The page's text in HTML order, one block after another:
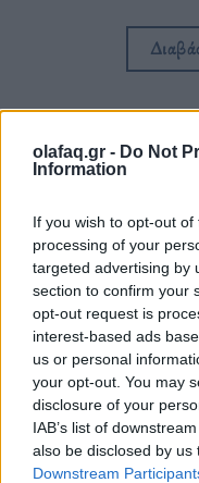
olafaq.gr - Do Not
Information
If you wish to opt-out
processing of your
targeted advertising by
section to confirm your
opt-out request is
interest-based ads
us or personal
your opt-out. You may
disclosure of your
IAB’s list of
also be disclosed by
Downstream
Δημοσιεύθηκε σεΑθλητικά
Γιουβέντους,Ποδόσφαιρο ,
Τζιανλούκα Βιάλι,Τσέλσι